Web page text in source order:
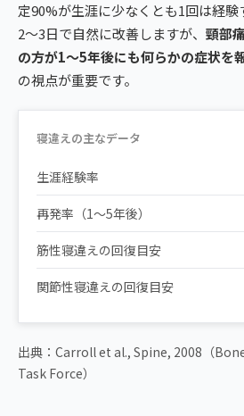
定90%が生涯に少なくとも1回は経
2〜3日で自然に改善しますが、 頸部
の方が1〜5年後にも何らかの症状を
の視点が重要です。
寝違えの主なデータ
生涯経験率
再発率（1〜5年後）
筋性寝違えの回復目安
関節性寝違えの回復目安
出典：Carroll et al., Spine, 2008（
Task Force）